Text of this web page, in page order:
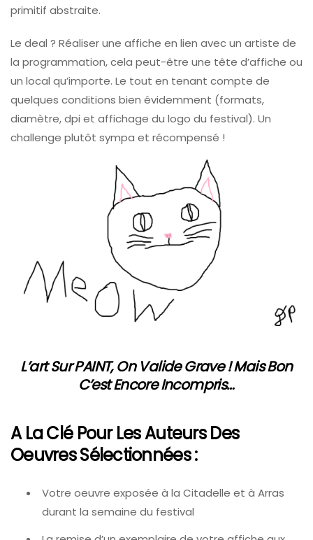
primitif abstraite.
Le deal ? Réaliser une affiche en lien avec un artiste de
la programmation, cela peut-être une tête d’affiche ou
un local qu’importe. Le tout en tenant compte de
quelques conditions bien évidemment (formats,
diamètre, dpi et affichage du logo du festival). Un
challenge plutôt sympa et récompensé !
L’art Sur PAINT, On Valide Grave ! Mais Bon
C’est Encore Incompris…
A La Clé Pour Les Auteurs Des
Oeuvres Sélectionnées :
Votre oeuvre exposée à la Citadelle et à Arras
durant la semaine du festival